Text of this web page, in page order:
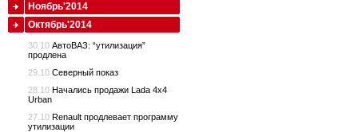
Ноябрь'2014
Октябрь'2014
30.10 АвтоВАЗ: “утилизация”
продлена
29.10 Северный показ
28.10 Начались продажи Lada 4x4
Urban
27.10 Renault продлевает программу
утилизации